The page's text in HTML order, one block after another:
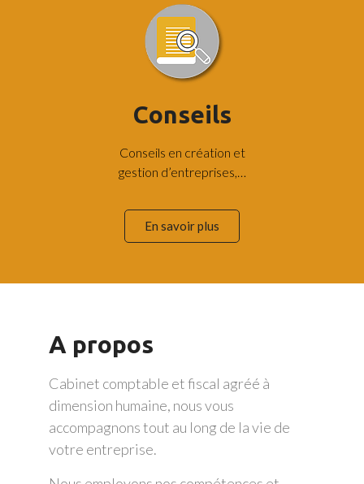
Conseils
Conseils en création et
gestion d’entreprises,…
En savoir plus
A propos
Cabinet comptable et fiscal agréé à
dimension humaine, nous vous
accompagnons tout au long de la vie de
votre entreprise.